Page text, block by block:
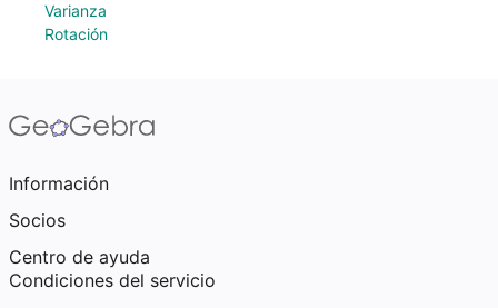
Varianza
Rotación
Información
Socios
Centro de ayuda
Condiciones del servicio